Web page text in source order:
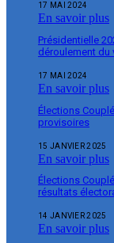
17 MAI 2024
En savoir plus
Présidentielle
déroulement du
17 MAI 2024
En savoir plus
Élections
provisoires
15 JANVIER 2025
En savoir plus
Élections
résultats
14 JANVIER 2025
En savoir plus